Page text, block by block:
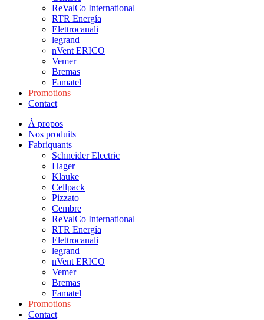
ReValCo International
RTR Energía
Elettrocanali
legrand
nVent ERICO
Vemer
Bremas
Famatel
Promotions
Contact
À propos
Nos produits
Fabriquants
Schneider Electric
Hager
Klauke
Cellpack
Pizzato
Cembre
ReValCo International
RTR Energía
Elettrocanali
legrand
nVent ERICO
Vemer
Bremas
Famatel
Promotions
Contact